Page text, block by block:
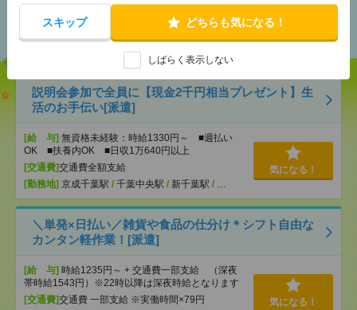
スキップ どちらも気になる！
しばらく表示しない
あなたの閲覧履歴からの
おすすめ
説明会参加で全員に【現金2千円相当プレゼント】生
活のお手伝い[派遣]
[給 与] 無資格未経験：時給1330円～ ■週払い
OK ■扶養内OK ■日収1万640円以上
[交通費]交通費全額支給
[勤務地] 京成千葉駅 / 千葉中央駅 / 新千葉駅 / …
気になる！
＼単発×日払い／雑貨や食品の仕分け＊シフト自由な
カンタン軽作業！[派遣]
[給 与] 時給1235円～ + 交通費一部支給 （深夜
帯時給1543円）※22時以降は深夜時給となります
[交通費]交通費 一部支給 ※実働時間×79円
気になる！